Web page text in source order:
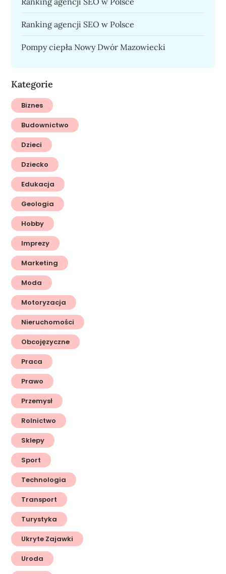
Ranking agencji SEO w Polsce
Pompy ciepła Nowy Dwór Mazowiecki
Kategorie
Biznes
Budownictwo
Dzieci
Dziecko
Edukacja
Geologia
Hobby
Imprezy
Marketing
Moda
Motoryzacja
Nieruchomości
Obcojęzyczne
Praca
Prawo
Przemysł
Rolnictwo
Sklepy
Sport
Technologia
Transport
Turystyka
Ukryte Zajawki
Uroda